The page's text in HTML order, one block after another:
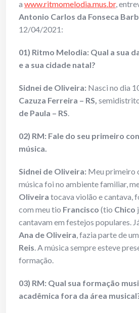
a www.ritmomelodia.mus.br,
Antonio Carlos da Fonseca
12/04/2021:
01) Ritmo Melodia: Qual a sua
e a sua cidade natal?
Sidnei de Oliveira: Nasci no dia
Cazuza Ferreira – RS,
de Paula – RS.
02) RM: Fale do seu primeiro
música.
Sidnei de Oliveira: Meu primeiro
música foi no ambiente familiar,
Oliveira tocava violão e cantava,
com meu tio Francisco (tio Chico
cantavam em festejos populares.
Ana de Oliveira, fazia parte de
Reis. A música sempre esteve
formação.
03) RM: Qual sua formação
acadêmica fora da área